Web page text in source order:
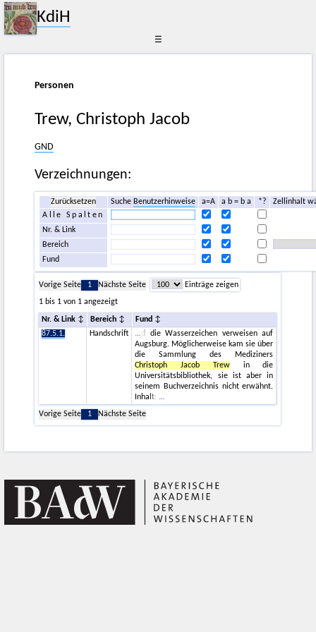
KdiH
☰
Personen
Trew, Christoph Jacob
GND
Verzeichnungen:
Zurücksetzen Suche Benutzerhinweise a=A a b = b a *?
Zellinhalt
Alle Spalten
Nr. & Link
Bereich
Fund
Vorige Seite 1 Nächste Seite
Einträge zeigen
1 bis 1 von 1 angezeigt
Nr. & Link Bereich
Fund
87.5.1.
Handschrift
d die Wasserzeichen verweisen auf
Augsburg. Möglicherweise kam sie über
die Sammlung des Mediziners
Christoph Jacob Trewin die
Universitätsbibliothek, sie ist aber in
seinem Buchverzeichnis nicht erwähnt.
Inhalt:
Vorige Seite
1 Nächste Seite